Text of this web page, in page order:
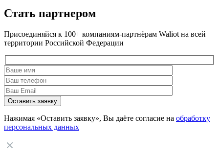
Стать партнером
Присоединяйся к 100+ компаниям-партнёрам Waliot на всей
территории Российской Федерации
Нажимая «Оставить заявку», Вы даёте согласие на обработку
персональных данных